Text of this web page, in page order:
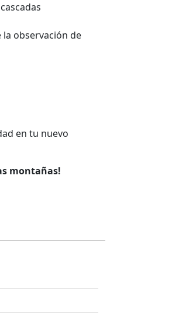
la observación de
en tu nuevo
montañas!